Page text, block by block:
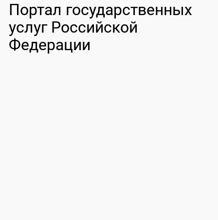
Портал государственных
услуг Российской
Федерации